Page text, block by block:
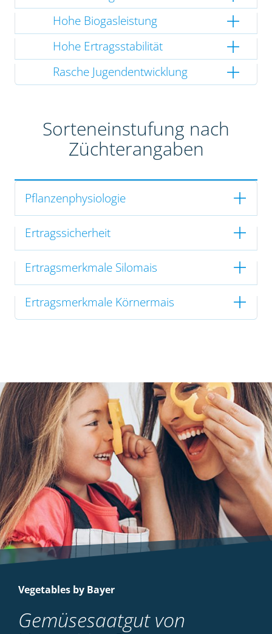
Hohe Biogasleistung
Hohe Ertragsstabilität
Rasche Jugendentwicklung
Sorteneinstufung nach
Züchterangaben
Pflanzenphysiologie
Ertragssicherheit
Ertragsmerkmale Silomais
Ertragsmerkmale Körnermais
Vegetables by Bayer
Gemüsesaatgut von